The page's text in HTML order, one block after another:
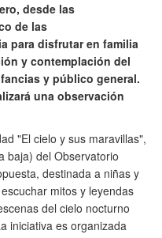
desde las
de las
para disfrutar en familia
y contemplación del
y público general.
una observación
"El cielo y sus maravillas",
baja) del Observatorio
destinada a niñas y
mitos y leyendas
del cielo nocturno
iniciativa es organizada